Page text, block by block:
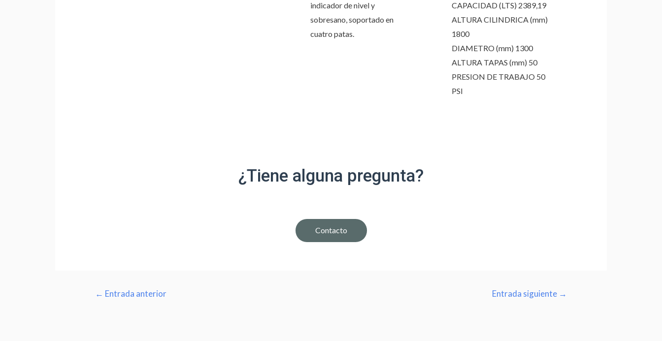
indicador de nivel y
sobresano, soportado en
cuatro patas.
CAPACIDAD (LTS) 2389,19
ALTURA CILINDRICA (mm)
1800
DIAMETRO (mm) 1300
ALTURA TAPAS (mm) 50
PRESION DE TRABAJO 50
PSI
¿Tiene alguna pregunta?
Contacto
← Entrada anterior Entrada siguiente →